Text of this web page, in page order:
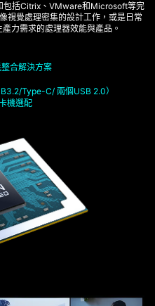
包括Citrix、VMware和Microsoft等完
視覺處理密集的設計工作，或是日常
力需求的處理器效能與產品。
合解決方案
Type-C/ 兩個USB 2.0）
機選配